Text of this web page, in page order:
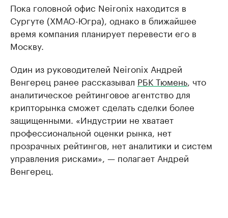
Пока головной офис Neironix находится в
Сургуте (ХМАО-Югра), однако в ближайшее
время компания планирует перевести его в
Москву.
Один из руководителей Neironix Андрей
Венгерец ранее рассказывал РБК Тюмень , что
аналитическое рейтинговое агентство для
крипторынка сможет сделать сделки более
защищенными. «Индустрии не хватает
профессиональной оценки рынка, нет
прозрачных рейтингов, нет аналитики и систем
управления рисками», — полагает Андрей
Венгерец.